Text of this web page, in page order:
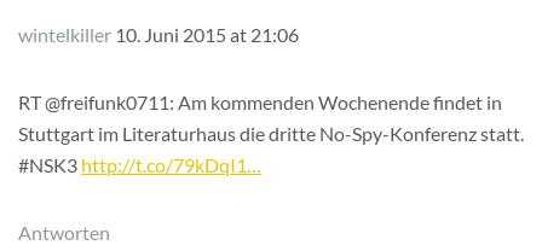
wintelkiller 10. Juni 2015 at 21:06
RT @freifunk0711: Am kommenden Wochenende findet in
Stuttgart im Literaturhaus die dritte No-Spy-Konferenz statt.
#NSK3 http://t.co/79kDqI1…
Antworten